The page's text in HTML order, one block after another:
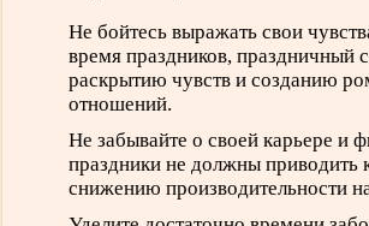
Не бойтесь выражать свои
время праздников, праздничный
раскрытию чувств и созданию
отношений.
Не забывайте о своей карьере и
праздники не должны приводить
снижению производительности